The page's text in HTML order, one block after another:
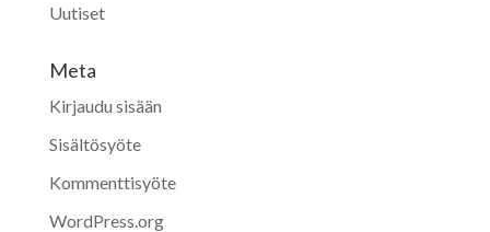
Uutiset
Meta
Kirjaudu sisään
Sisältösyöte
Kommenttisyöte
WordPress.org